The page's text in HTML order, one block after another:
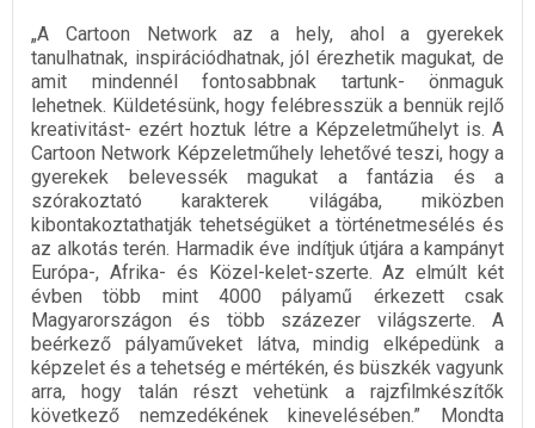
„A Cartoon Network az a hely, ahol a gyerekek
tanulhatnak, inspirációdhatnak, jól érezhetik magukat, de
amit mindennél fontosabbnak tartunk- önmaguk
lehetnek. Küldetésünk, hogy felébresszük a bennük rejlő
kreativitást- ezért hoztuk létre a Képzeletműhelyt is. A
Cartoon Network Képzeletműhely lehetővé teszi, hogy a
gyerekek belevessék magukat a fantázia és a
szórakoztató karakterek világába, miközben
kibontakoztathatják tehetségüket a történetmesélés és
az alkotás terén. Harmadik éve indítjuk útjára a kampányt
Európa-, Afrika- és Közel-kelet-szerte. Az elmúlt két
évben több mint 4000 pályamű érkezett csak
Magyarországon és több százezer világszerte. A
beérkező pályaműveket látva, mindig elképedünk a
képzelet és a tehetség e mértékén, és büszkék vagyunk
arra, hogy talán részt vehetünk a rajzfilmkészítők
következő nemzedékének kinevelésében.” Mondta